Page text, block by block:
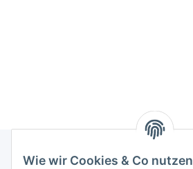
Wie wir Cookies & Co nutzen